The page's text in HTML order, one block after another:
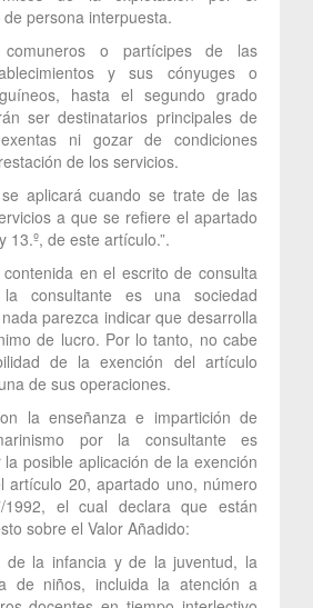
persona interpuesta.
o partícipes de las
y sus cónyuges o
hasta el segundo grado
ser destinatarios principales de
ni gozar de condiciones
de los servicios.
aplicará cuando se trate de las
a que se refiere el apartado
13.º, de este artículo.”.
en el escrito de consulta
consultante es una sociedad
parezca indicar que desarrolla
de lucro. Por lo tanto, no cabe
de la exención del artículo
de sus operaciones.
la enseñanza e impartición de
por la consultante es
posible aplicación de la exención
artículo 20, apartado uno, número
el cual declara que están
sobre el Valor Añadido:
de la infancia y de la juventud, la
de niños, incluida la atención a